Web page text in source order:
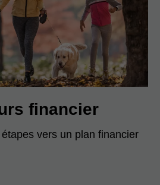
financier
vers un plan financier